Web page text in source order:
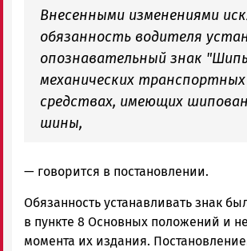
Внесенными изменениями
обязанность водителя
опознавательный знак
механических транспортных
средствах, имеющих
шины,
— говорится в постановлении.
Обязанность устанавливать знак
в пункте 8 Основных положений и
момента их издания.